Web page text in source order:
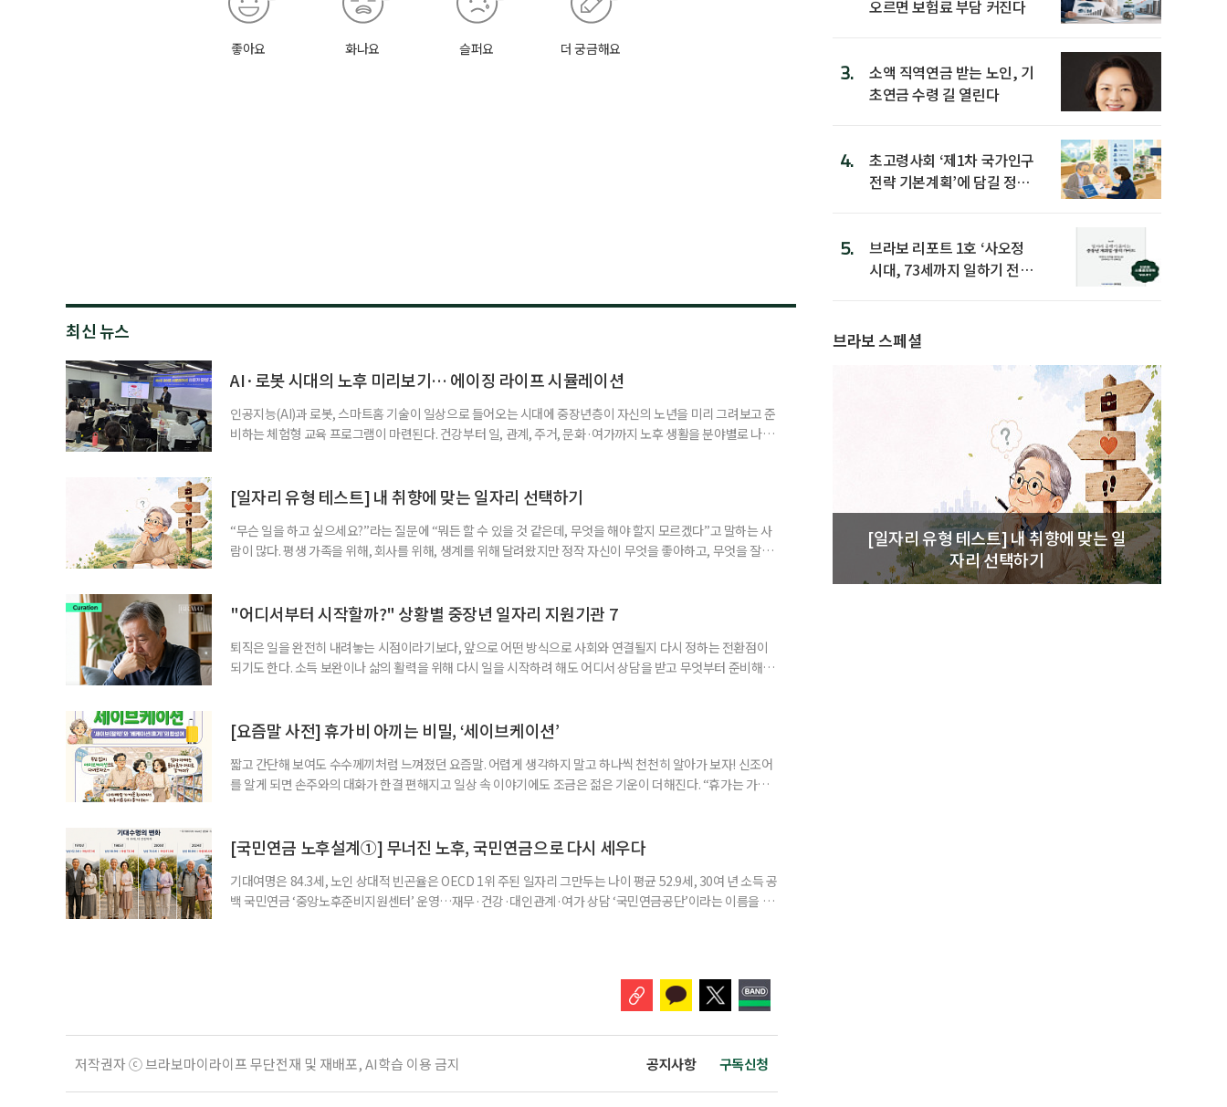
좋아요 화나요 슬퍼요 더 궁금해요
최신 뉴스
AI·로봇 시대의 노후 미리보기… 에이징 라이프 시뮬레이션
인공지능(AI)과 로봇, 스마트홈 기술이 일상으로 들어오는 시대에 중장년층이 자신의 노년을 미리 그려보고 준
비하는 체험형 교육 프로그램이 마련된다. 건강부터 일, 관계, 주거, 문화·여가까지 노후 생활을 분야별로 나눠
대상으로 하며, 각 과정별 40명을 심사를 거쳐 선발한다. 교육비는 무료다. 프로그램의 특징은 노후 준비를
[일자리 유형 테스트] 내 취향에 맞는 일자리 선택하기
“무슨 일을 하고 싶으세요?”라는 질문에 “뭐든 할 수 있을 것 같은데, 무엇을 해야 할지 모르겠다”고 말하는 사
람이 많다. 평생 가족을 위해, 회사를 위해, 생계를 위해 달려왔지만 정작 자신이 무엇을 좋아하고, 무엇을 잘하
"어디서부터 시작할까?" 상황별 중장년 일자리 지원기관 7
퇴직은 일을 완전히 내려놓는 시점이라기보다, 앞으로 어떤 방식으로 사회와 연결될지 다시 정하는 전환점이
되기도 한다. 소득 보완이나 삶의 활력을 위해 다시 일을 시작하려 해도 어디서 상담을 받고 무엇부터 준비해야
므로 사전 확인이 필수적이다. 오랜 경력을 살리려는 사람과 새로운 기술을 배워 직종을 전환하려는 사람,
[요즘말 사전] 휴가비 아끼는 비밀, ‘세이브케이션’
짧고 간단해 보여도 수수께끼처럼 느껴졌던 요즘말. 어렵게 생각하지 말고 하나씩 천천히 알아가 보자! 신조어
를 알게 되면 손주와의 대화가 한결 편해지고 일상 속 이야기에도 조금은 젊은 기운이 더해진다. “휴가는 가고
때문이다. 그렇다고 어렵게 얻은 휴가를 집에서만 보내기에는 아쉬움이 남는다. 이런 소비 흐름 속에서 등
[국민연금 노후설계①] 무너진 노후, 국민연금으로 다시 세우다
기대여명은 84.3세, 노인 상대적 빈곤율은 OECD 1위 주된 일자리 그만두는 나이 평균 52.9세, 30여 년 소득 공
백 국민연금 ‘중앙노후준비지원센터’ 운영…재무·건강·대인관계·여가 상담 ‘국민연금공단’이라는 이름을 들
저작권자 ⓒ 브라보마이라이프 무단전재 및 재배포, AI학습 이용 금지 공지사항 구독신청
오르면 보험료 부담 커진다
3.
소액 직역연금 받는 노인, 기
초연금 수령 길 열린다
4.
초고령사회 ‘제1차 국가인구
전략 기본계획’에 담길 정책
5.
브라보 리포트 1호 ‘사오정
시대, 73세까지 일하기 전략’
브라보 스페셜
[일자리 유형 테스트] 내 취향에 맞는 일
자리 선택하기